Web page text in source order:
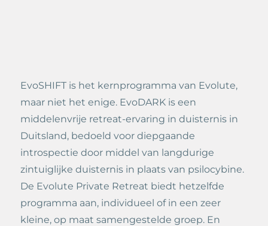
EvoSHIFT is het kernprogramma van Evolute,
maar niet het enige. EvoDARK is een
middelenvrije retreat-ervaring in duisternis in
Duitsland, bedoeld voor diepgaande
introspectie door middel van langdurige
zintuiglijke duisternis in plaats van psilocybine.
De Evolute Private Retreat biedt hetzelfde
programma aan, individueel of in een zeer
kleine, op maat samengestelde groep. En